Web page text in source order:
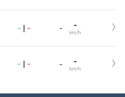
- | - - -
km/h
- | - - -
km/h